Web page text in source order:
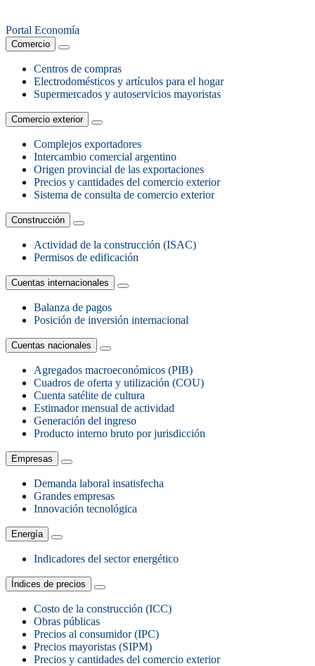
Portal Economía
Comercio
Centros de compras
Electrodomésticos y artículos para el hogar
Supermercados y autoservicios mayoristas
Comercio exterior
Complejos exportadores
Intercambio comercial argentino
Origen provincial de las exportaciones
Precios y cantidades del comercio exterior
Sistema de consulta de comercio exterior
Construcción
Actividad de la construcción (ISAC)
Permisos de edificación
Cuentas internacionales
Balanza de pagos
Posición de inversión internacional
Cuentas nacionales
Agregados macroeconómicos (PIB)
Cuadros de oferta y utilización (COU)
Cuenta satélite de cultura
Estimador mensual de actividad
Generación del ingreso
Producto interno bruto por jurisdicción
Empresas
Demanda laboral insatisfecha
Grandes empresas
Innovación tecnológica
Energía
Indicadores del sector energético
Índices de precios
Costo de la construcción (ICC)
Obras públicas
Precios al consumidor (IPC)
Precios mayoristas (SIPM)
Precios y cantidades del comercio exterior